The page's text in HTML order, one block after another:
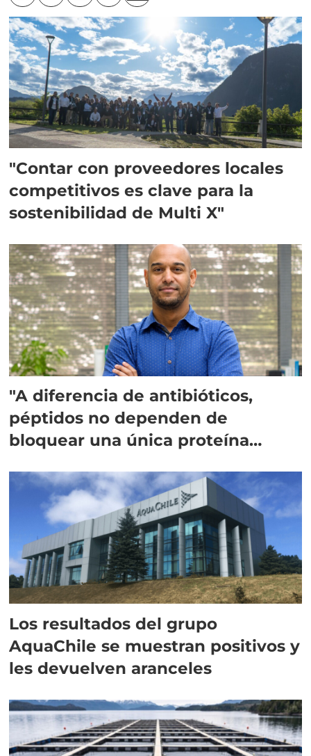
"Contar con proveedores locales
competitivos es clave para la
sostenibilidad de Multi X"
"A diferencia de antibióticos,
péptidos no dependen de
bloquear una única proteína
Los resultados del grupo
AquaChile se muestran positivos y
les devuelven aranceles